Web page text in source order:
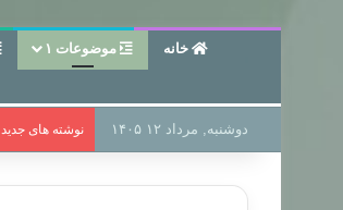
خانه موضوعات ۱
دوشنبه, مرداد ۱۲ ۱۴۰۵ نوشته های جدید